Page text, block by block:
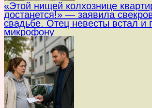
«Этой нищей колхознице
достанется!» — заявила
свадьбе. Отец невесты встал и
микрофону